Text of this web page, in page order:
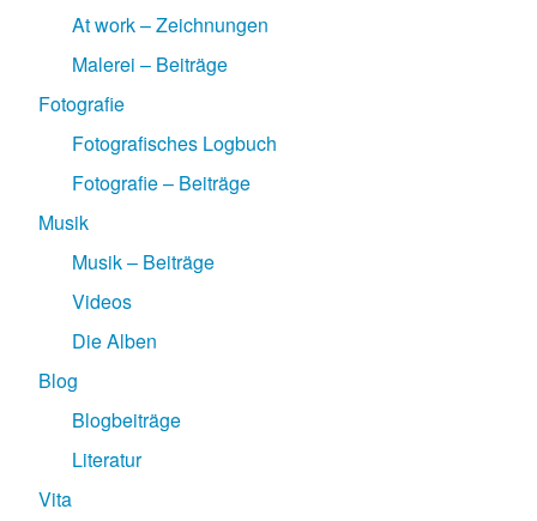
At work – Zeichnungen
Malerei – Beiträge
Fotografie
Fotografisches Logbuch
Fotografie – Beiträge
Musik
Musik – Beiträge
Videos
Die Alben
Blog
Blogbeiträge
Literatur
Vita